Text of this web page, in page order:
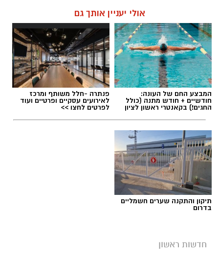
אולי יעניין אותך גם
המבצע החם של העונה:
חודשיים + חודש מתנה (כולל
החגים!) בקאנטרי ראשון לציון
פנתרה -חלל משותף ומרכז
לאירועים עסקיים ופרטיים ועוד
לפרטים לחצו >>
תיקון והתקנה שערים חשמליים
בדרום
חדשות ראשון